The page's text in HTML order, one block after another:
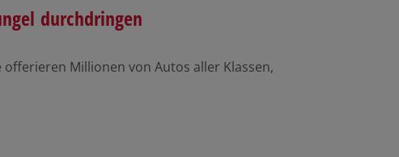
durchdringen
Millionen von Autos aller Klassen,